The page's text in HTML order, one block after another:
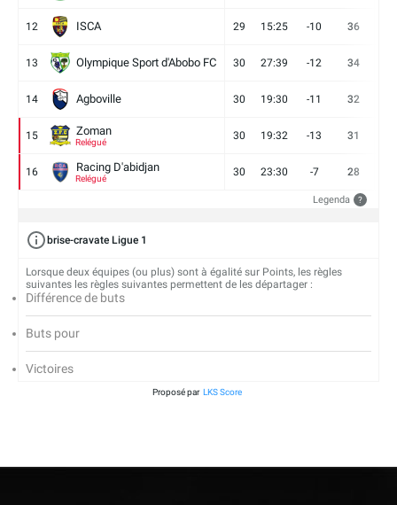
12 ISCA 29 15:25 -10 36
13 Olympique Sport d'Abobo FC 30 27:39 -12 34
14 Agboville 30 19:30 -11 32
15 Zoman
Relégué
30 19:32 -13 31
16 Racing D'abidjan
Relégué
30 23:30 -7 28
Legenda ?
brise-cravate Ligue 1
Lorsque deux équipes (ou plus) sont à égalité sur Points, les règles
suivantes les règles suivantes permettent de les départager :
Différence de buts
Buts pour
Victoires
Proposé par LKS Score